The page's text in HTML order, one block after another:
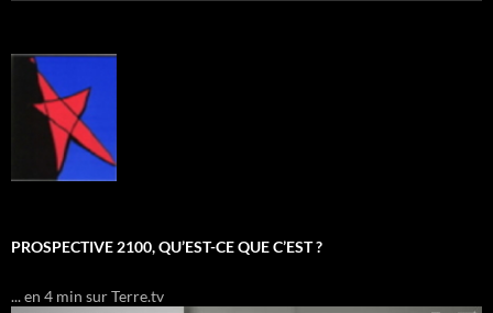
PROSPECTIVE 2100, QU’EST-CE QUE C’EST ?
... en 4 min sur Terre.tv